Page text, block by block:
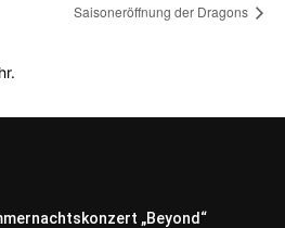
Saisoneröffnung der Dragons
„Beyond“